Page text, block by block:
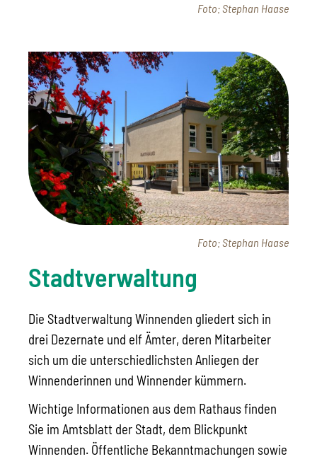
Foto: Stephan Haase
Foto: Stephan Haase
Stadtverwaltung
Die Stadtverwaltung Winnenden gliedert sich in
drei Dezernate und elf Ämter, deren Mitarbeiter
sich um die unterschiedlichsten Anliegen der
Winnenderinnen und Winnender kümmern.
Wichtige Informationen aus dem Rathaus finden
Sie im Amtsblatt der Stadt, dem Blickpunkt
Winnenden. Öffentliche Bekanntmachungen sowie